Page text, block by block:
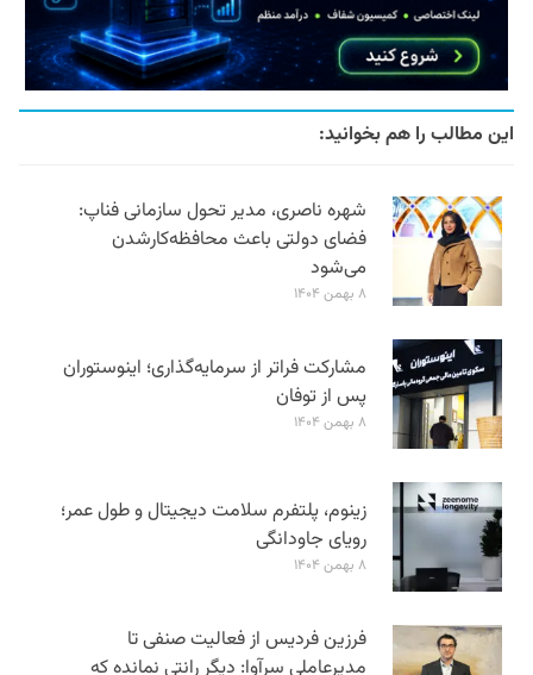
این مطالب را هم بخوانید:
شهره ناصری، مدیر تحول سازمانی فناپ:
فضای دولتی باعث محافظه‌کارشدن
می‌شود
۸ بهمن ۱۴۰۴
مشارکت فراتر از سرمایه‌گذاری؛ اینوستوران
پس از توفان
۸ بهمن ۱۴۰۴
زینوم، پلتفرم سلامت دیجیتال و طول عمر؛
رویای جاودانگی
۸ بهمن ۱۴۰۴
فرزین فردیس از فعالیت صنفی تا
مدیرعاملی سرآوا: دیگر رانتی نمانده که